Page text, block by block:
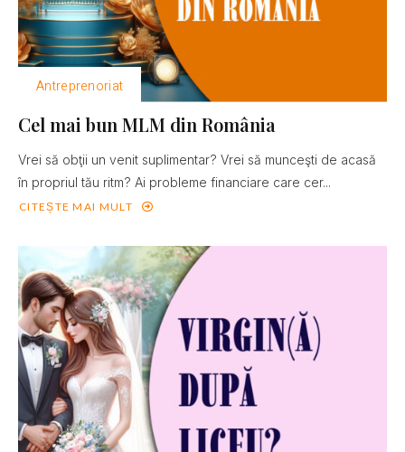
Antreprenoriat
Cel mai bun MLM din România
Vrei să obţii un venit suplimentar? Vrei să munceşti de acasă
în propriul tău ritm? Ai probleme financiare care cer...
CITEȘTE MAI MULT